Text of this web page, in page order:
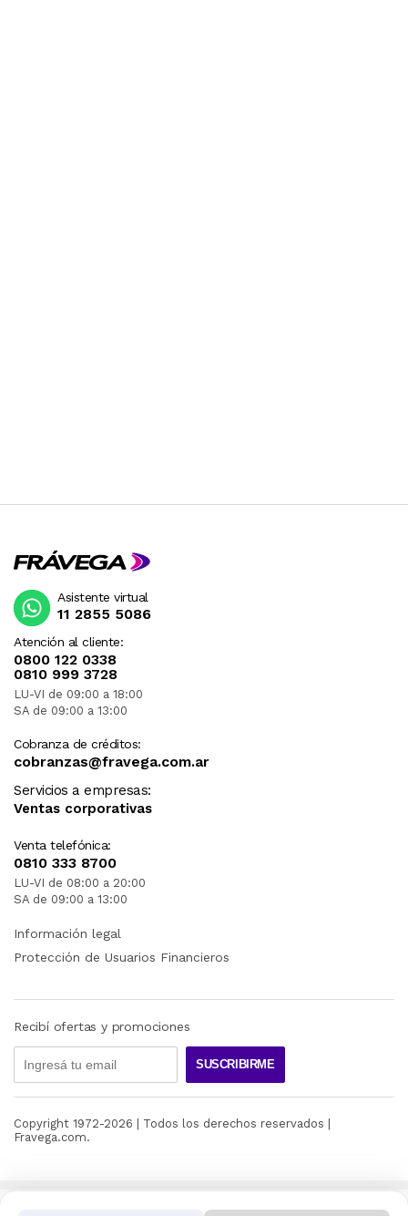
Atención al cliente:
0800 122 0338
0810 999 3728
LU-VI de 09:00 a 18:00
SA de 09:00 a 13:00
Cobranza de créditos:
cobranzas@fravega.com.ar
Servicios a empresas:
Ventas corporativas
Venta telefónica:
0810 333 8700
LU-VI de 08:00 a 20:00
SA de 09:00 a 13:00
Asistente virtual
11 2855 5086
Información legal
Protección de Usuarios Financieros
Recibí ofertas y promociones
SUSCRIBIRME
Copyright 1972-2026 | Todos los derechos reservados |
Fravega.com.